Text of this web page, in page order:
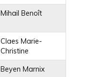
Mihail Benoît
Claes Marie-
Christine
Beyen Marnix